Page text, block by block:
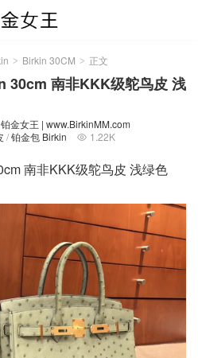
> Birkin 30CM > 正文
30cm 南非KKK级鸵鸟皮 浅
铂金女王 | www.BirkinMM.com
/铂金包 Birkin  1.22K
南非KKK级鸵鸟皮 浅绿色